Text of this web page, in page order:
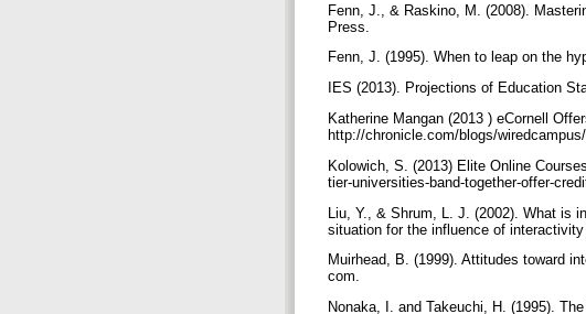
Fenn, J., & Raskino, M. (2008).
Press.
Fenn, J. (1995). When to leap on the
IES (2013). Projections of Education
Katherine Mangan (2013 ) eCornell
http://chronicle.com/blogs/
Kolowich, S. (2013) Elite Online
tier-universities-band-together-offer-
Liu, Y., & Shrum, L. J. (2002). What is
situation for the influence of
Muirhead, B. (1999). Attitudes toward
com.
Nonaka, I. and Takeuchi, H. (1995).